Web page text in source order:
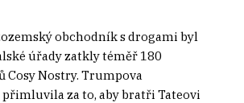
obchodník s drogami byl
úřady zatkly téměř 180
Cosy Nostry. Trumpova
za to, aby bratři Tateovi